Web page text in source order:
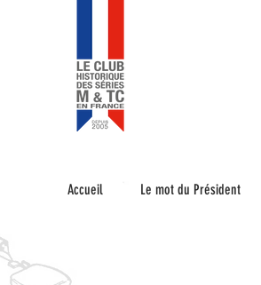
Accueil Le mot du Président